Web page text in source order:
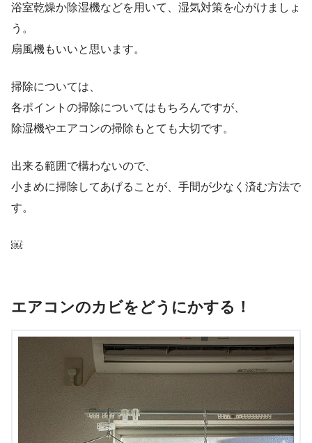
浴室乾燥か除湿機などを用いて、湿気対策を心がけましょ
う。
扇風機もいいと思います。
掃除については、
各ポイントの掃除についてはもちろんですが、
除湿機やエアコンの掃除もとても大切です。
出来る範囲で構わないので、
小まめに掃除してあげることが、手間が少なく済む方法で
す。
￼
エアコンのカビをどうにかする！